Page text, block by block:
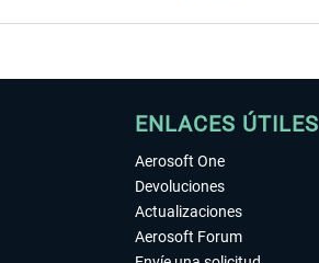
ENLACES ÚTILES
Aerosoft One
Devoluciones
Actualizaciones
Aerosoft Forum